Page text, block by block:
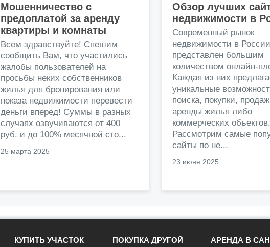
Мошенничество с
предоплатой за аренду
квартиры и комнаты
Всем здравствуйте! Спешим
сообщить Вам, что участились
жалобы пользователей на
просьбы неких собственников
жилья для бронирования или
показа недвижимости перевести
деньги вперед! Суммы в разных
случаях озвучиваются от 400
руб. и до 100% месячной сто...
25 марта 2025
Обзор лучших
недвижимости в
Современный рынок
недвижимости в России
представлен большим
количеством онлайн-
Каждая из них
уникальные
поиска, покупки,
аренды жилья либо
коммерческих объектов.
Рассмотрим самые
сайты по не...
23 июня 2025
КУПИТЬ УЧАСТОК
ПОКУПКА ДРУГОЙ
АРЕНДА В